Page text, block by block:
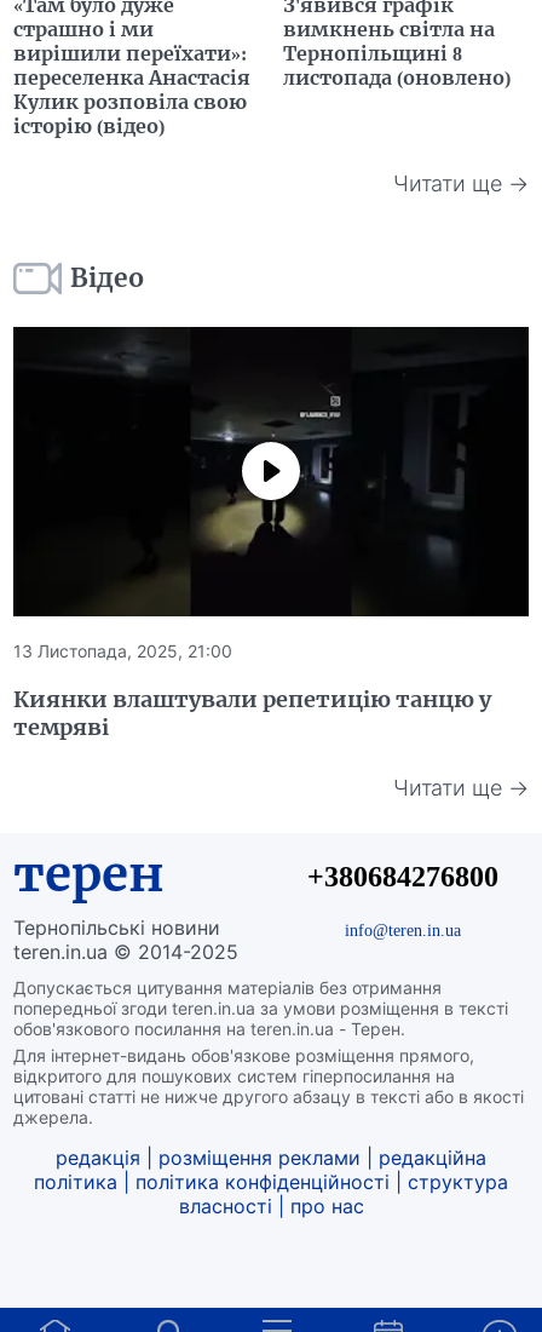
страшно і ми
вирішили переїхати»:
переселенка Анастасія
Кулик розповіла свою
історію (відео)
вимкнень світла на
Тернопільщині 8
листопада (оновлено)
Читати ще →
Відео
13 Листопада, 2025, 21:00
Киянки влаштували репетицію танцю у
темряві
Читати ще →
терен
Тернопільські новини
teren.in.ua © 2014-2025
Допускається цитування матеріалів без отримання
попередньої згоди teren.in.ua за умови розміщення в тексті
обов'язкового посилання на teren.in.ua - Терен.
Для інтернет-видань обов'язкове розміщення прямого,
відкритого для пошукових систем гіперпосилання на
цитовані статті не нижче другого абзацу в тексті або в якості
джерела.
+380684276800
info@teren.in.ua
редакція розміщення реклами
редакційна
політика
політика конфіденційності
структура
власності
про нас